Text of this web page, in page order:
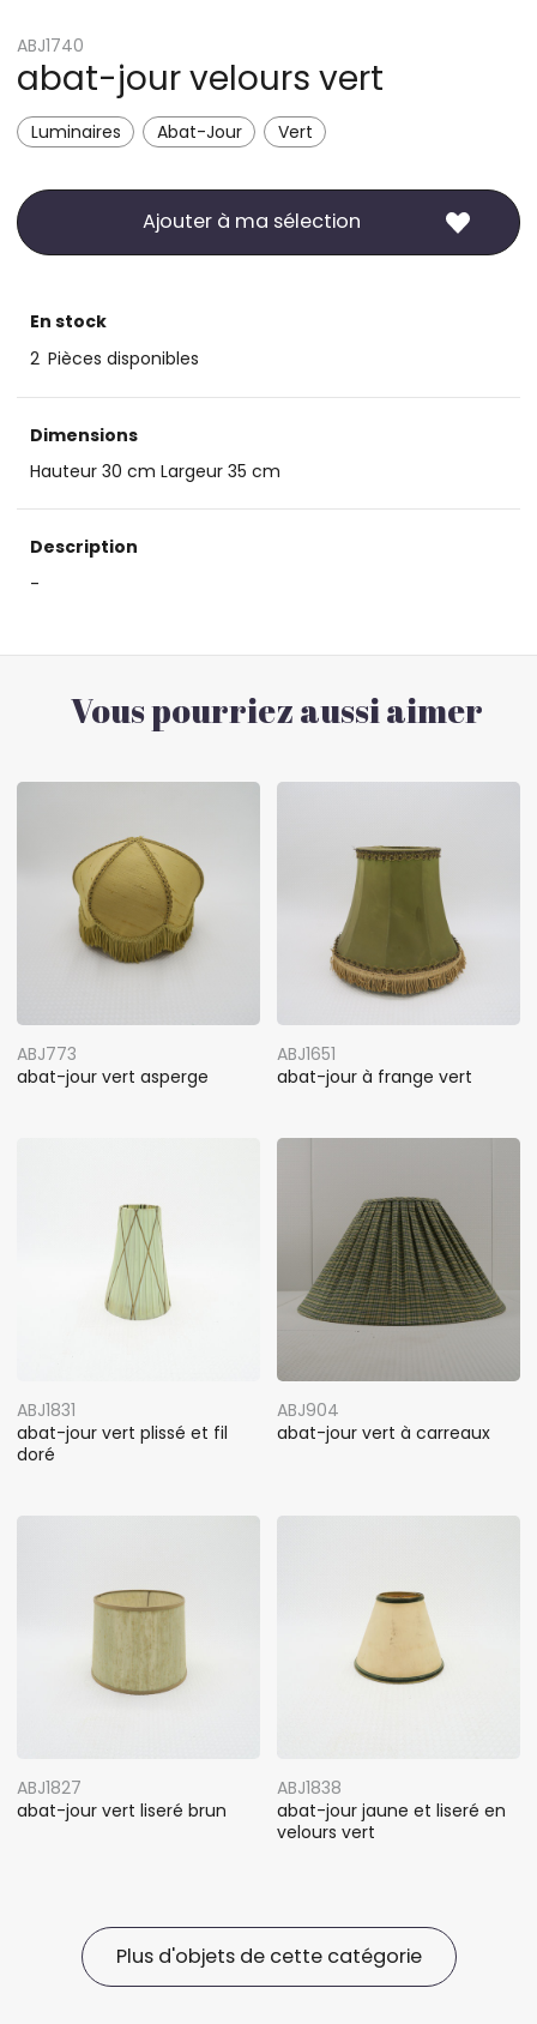
ABJ1740
abat-jour velours vert
Luminaires Abat-Jour Vert
Ajouter à ma sélection
En stock
2 Pièces disponibles
Dimensions
Hauteur 30 cm Largeur 35 cm
Description
-
Vous pourriez aussi aimer
ABJ773
abat-jour vert asperge
ABJ1651
abat-jour à frange vert
ABJ1831
abat-jour vert plissé et fil
doré
ABJ904
abat-jour vert à carreaux
ABJ1827
abat-jour vert liseré brun
ABJ1838
abat-jour jaune et liseré en
velours vert
Plus d'objets de cette catégorie